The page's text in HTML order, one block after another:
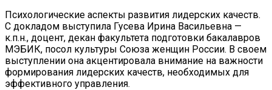
Психологические аспекты развития лидерских качеств.
С докладом выступила Гусева Ирина Васильевна —
к.п.н., доцент, декан факультета подготовки бакалавров
МЭБИК, посол культуры Союза женщин России. В своем
выступлении она акцентировала внимание на важности
формирования лидерских качеств, необходимых для
эффективного управления.